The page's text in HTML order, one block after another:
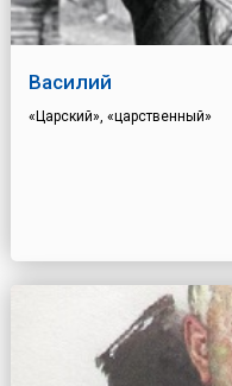
Василий
«Царский», «царственный»